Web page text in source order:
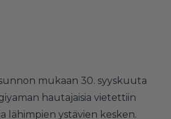
mukaan 30. syyskuuta
hautajaisia vietettiin
lähimpien ystävien kesken.